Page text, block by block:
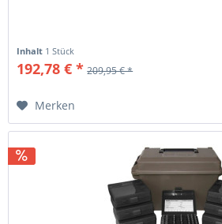
Inhalt 1 Stück
192,78 € * 209,95 € *
Merken